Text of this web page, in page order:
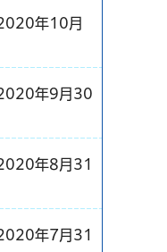
年10月
年9月30
年8月31
年7月31